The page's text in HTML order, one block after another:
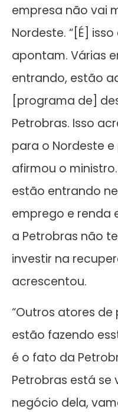
empresa não vai
Nordeste. “[É]
apontam. Várias
entrando, estão
[programa de]
Petrobras. Isso
para o Nordeste
afirmou o
estão entrando
emprego e renda
a Petrobras não
investir na
acrescentou.
“Outros atores
estão fazendo
é o fato da
Petrobras está
negócio dela,